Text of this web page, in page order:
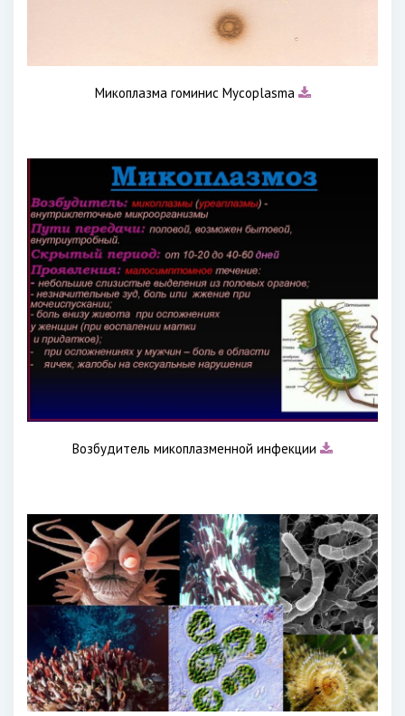
Микоплазма гоминис Mycoplasma
Возбудитель микоплазменной инфекции